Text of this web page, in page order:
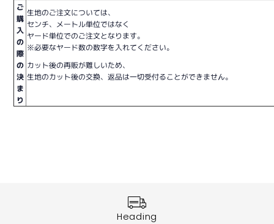
ご
購
入
の
際
の
決
ま
り
生地のご注文については、
センチ、メートル単位ではなく
ヤード単位でのご注文となります。
※必要なヤード数の数字を入れてください。
カット後の再販が難しいため、
生地のカット後の交換、返品は一切受付ることができません。
Heading